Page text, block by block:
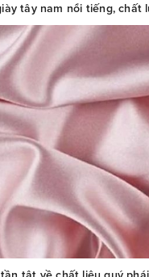
tây nam nổi tiếng, chất